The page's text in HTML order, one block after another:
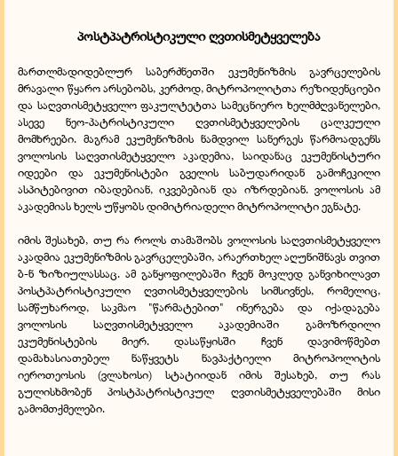
პოსტპატრისტიკული ღვთისმეტყველება
მართლმადიდებლურ საბერძნეთში ეკუმენიზმის გავრცელების
მრავალი წყარო არსებობს, კერძოდ, მიტროპოლიტთა რეზიდენციები
და საღვთისმეტყველო ფაკულტეტთა სამეცნიერო ხელმძღვანელები,
ასევე ნეო-პატრისტიკული ღვთისმეტყველების ცალკეული
მომხრეები. მაგრამ ეკუმენიზმის ნამდვილ სანერგეს წარმოადგენს
ვოლოსის საღვთისმეტყველო აკადემია, საიდანაც ეკუმენისტური
იდეები და ეკუმენისტები გველის საბუდარიდან გამოჩეკილი
ასპიტებივით იბადებიან, იკვებებიან და იზრდებიან. ვოლოსის ამ
აკადემიას ხელს უწყობს დიმიტრიადელი მიტროპოლიტი ეგნატე.
იმის შესახებ, თუ რა როლს თამაშობს ვოლოსის საღვთისმეტყველო
აკადმია ეკუმენიზმის გავრცელებაში, არაერთხელ აღუნიშნავს თვით
ბ-ნ ზიზიულასსაც. ამ განყოფილებაში ჩვენ მოკლედ განვიხილავთ
პოსტპატრისტიკული ღვთისმეტყველების სიმსივნეს, რომელიც,
სამწუხაროდ, საკმაო "წარმატებით" ინერგება და იქადაგება
ვოლოსის საღვთისმეტყველო აკადემიაში გამოზრდილი
ეკუმენისტების მიერ. დასაწყისში ჩვენ დავიმოწმებთ
დამახასიათებელ ნაწყვეტს ნავპაქტიელი მიტროპოლიტის
იეროთეოსის (ვლახოსი) სტატიიდან იმის შესახებ, თუ რას
გულისხმობენ პოსტპატრისტიკულ ღვთისმეტყველებაში მისი
გამომთქმელები.